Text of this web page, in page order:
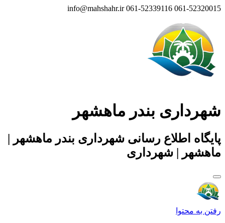
061-52320015
061-52339116
info@mahshahr.ir
شهرداری بندر ماهشهر
پایگاه اطلاع رسانی شهرداری بندر ماهشهر |
ماهشهر | شهرداری
رفتن به محتوا